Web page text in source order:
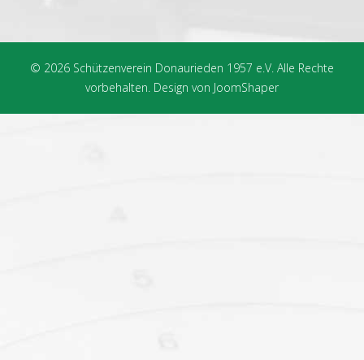
© 2026 Schützenverein Donaurieden 1957 e.V. Alle Rechte
vorbehalten. Design von JoomShaper